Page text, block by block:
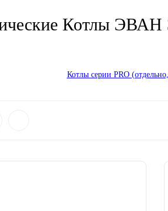
Котлы
Котлы серии PRO